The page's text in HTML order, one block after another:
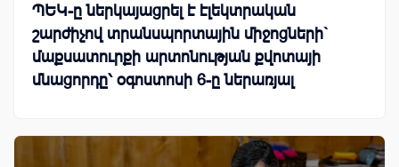
ՊԵԿ-ը ներկայացրել է էլեկտրական
շարժիչով տրանսպորտային միջոցների`
մաքսատուրքի արտոնության քվոտայի
մնացորդը՝ օգոստոսի 6-ը ներառյալ